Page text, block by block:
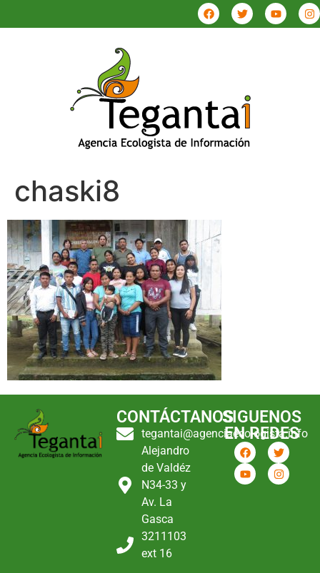
chaski8
CONTÁCTANOS
tegantai@agenciaecologista.info
Alejandro
de Valdéz
N34-33 y
Av. La
Gasca
3211103
ext 16
SIGUENOS
EN REDES